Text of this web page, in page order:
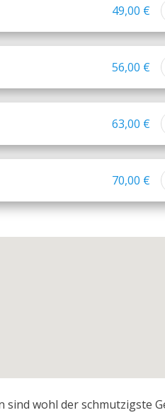
49,00 €
56,00 €
63,00 €
70,00 €
sind wohl der schmutzigste